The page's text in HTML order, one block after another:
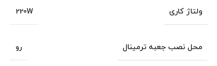
ولتاژ کاری 220W
محل نصب جعبه ترمینال رو